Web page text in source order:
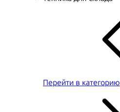
Перейти в категорию